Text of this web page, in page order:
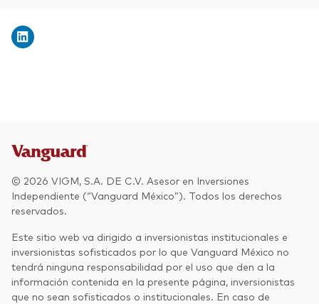
© 2026 VIGM, S.A. DE C.V. Asesor en Inversiones
Independiente (“Vanguard México”). Todos los derechos
reservados.
Este sitio web va dirigido a inversionistas institucionales e
inversionistas sofisticados por lo que Vanguard México no
tendrá ninguna responsabilidad por el uso que den a la
información contenida en la presente página, inversionistas
que no sean sofisticados o institucionales. En caso de